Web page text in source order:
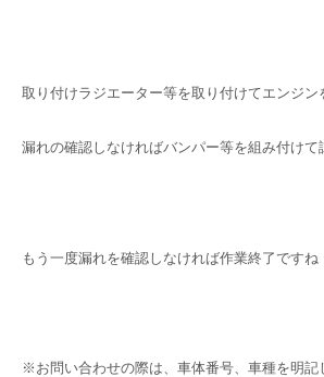
取り付けラジエーター等を取り付けてエンジン
漏れの確認しなければバンパー等を組み付けて
もう一度漏れを確認しなければ作業終了ですね
※お問い合わせの際は、車体番号、車種を明